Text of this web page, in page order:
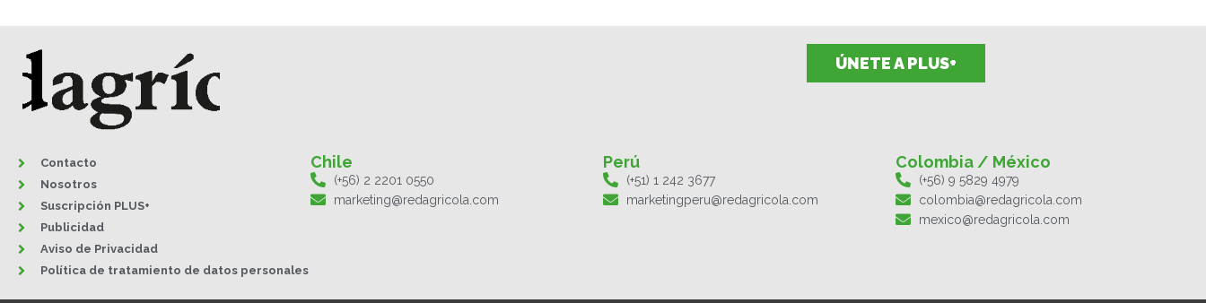
ÚNETE A PLUS+
Contacto
Nosotros
Suscripción PLUS+
Publicidad
Aviso de Privacidad
Política de tratamiento de datos personales
Chile
(+56) 2 2201 0550
marketing@redagricola.com
Perú
(+51) 1 242 3677
marketingperu@redagricola.com
Colombia / México
(+56) 9 5829 4979
colombia@redagricola.com
mexico@redagricola.com